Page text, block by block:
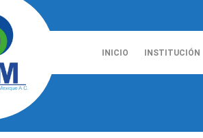
INICIO INSTITUCIÓN